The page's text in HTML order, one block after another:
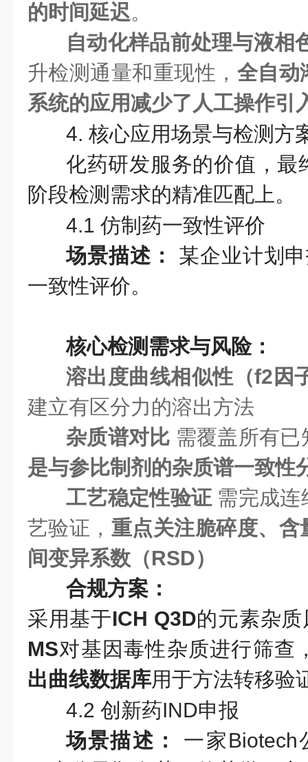
的时间延迟。
自动化样品前处理与液相
升检测通量和重现性， 全自动
系统的应用减少了人工操作引
4. 核心应用场景与检测方
化药研发服务的价值，最
阶段检测需求的精准匹配上。
4.1 仿制药一致性评价
场景描述：
某企业计划
一致性评价。
核心检测需求与风险：
溶出度曲线相似性（f2因
建立有区分力的溶出方法
杂质谱对比 需覆盖所有
是与参比制剂的杂质谱一致性
工艺稳定性验证 需完成连
艺验证， 重点关注脆碎度、
间变异系数（RSD）
合规方案：
采用基于ICH Q3D的元素杂
MS对基因毒性杂质进行筛查
出曲线数据库用于方法转移验
4.2 创新药IND申报
场景描述：
一家Biotech